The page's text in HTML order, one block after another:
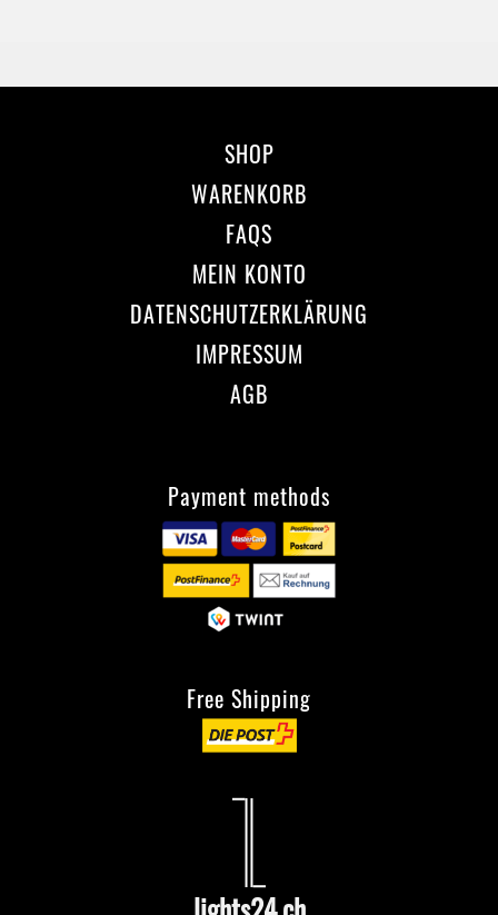
SHOP
WARENKORB
FAQS
MEIN KONTO
DATENSCHUTZERKLÄRUNG
IMPRESSUM
AGB
Payment methods
Free Shipping